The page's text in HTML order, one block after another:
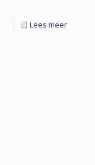
Lees meer